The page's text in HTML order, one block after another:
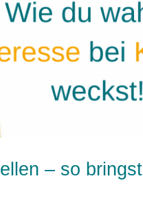
– so